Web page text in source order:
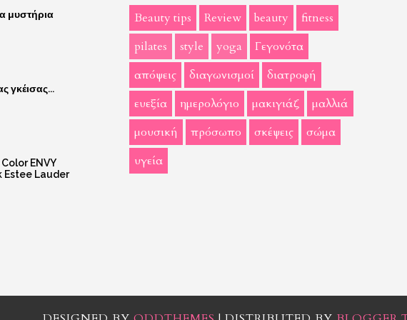
μυστήρια
γκέισας...
ENVY
Lauder
Beauty tips Review beauty
fitness
pilates
style yoga
Γεγονότα
απόψεις
διαγωνισμοί
διατροφή
ευεξία
ημερολόγιο μακιγιάζ
μαλλιά
μουσική
πρόσωπο σκέψεις
σώμα
υγεία